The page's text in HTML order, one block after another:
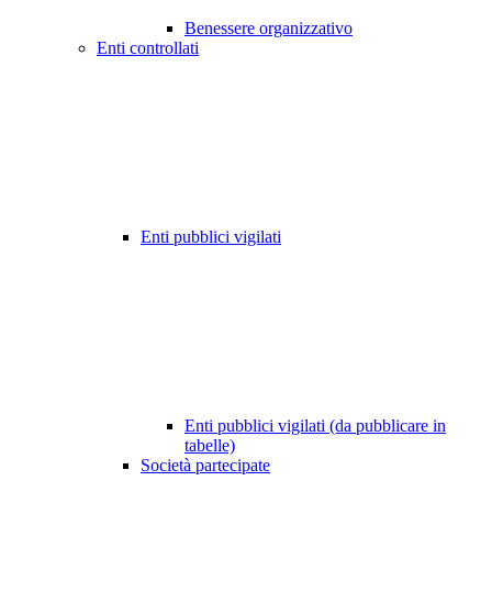
Benessere organizzativo
Enti controllati
Enti pubblici vigilati
Enti pubblici vigilati (da pubblicare in
tabelle)
Società partecipate